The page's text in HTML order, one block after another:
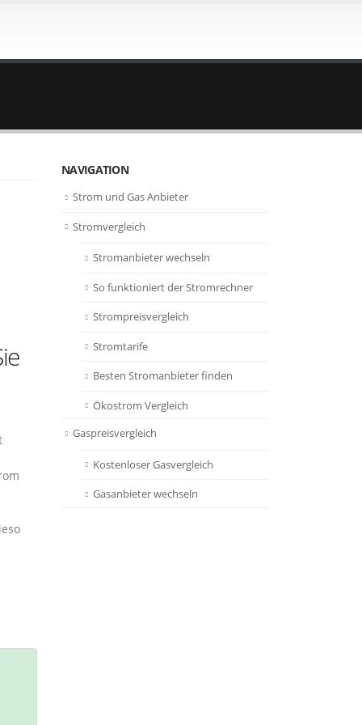
NAVIGATION
Strom und Gas Anbieter
Stromvergleich
Stromanbieter wechseln
So funktioniert der Stromrechner
Strompreisvergleich
Stromtarife
Besten Stromanbieter finden
Ökostrom Vergleich
Gaspreisvergleich
Kostenloser Gasvergleich
Gasanbieter wechseln